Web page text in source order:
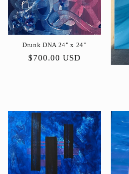
:
Drunk DNA 24" x 24"
Preço
$700.00 USD